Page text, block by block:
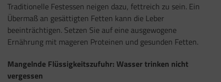
Traditionelle Festessen neigen dazu, fettreich zu sein. Ein
Übermaß an gesättigten Fetten kann die Leber
beeinträchtigen. Setzen Sie auf eine ausgewogene
Ernährung mit mageren Proteinen und gesunden Fetten.
Mangelnde Flüssigkeitszufuhr: Wasser trinken nicht
vergessen